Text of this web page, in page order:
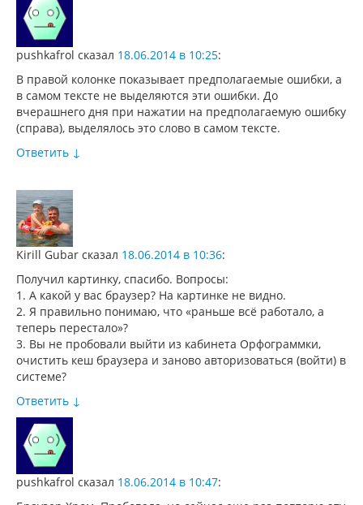
pushkafrol сказал 18.06.2014 в 10:25:
В правой колонке показывает предполагаемые ошибки, а
в самом тексте не выделяются эти ошибки. До
вчерашнего дня при нажатии на предполагаемую ошибку
(справа), выделялось это слово в самом тексте.
Ответить ↓
Kirill Gubar сказал 18.06.2014 в 10:36:
Получил картинку, спасибо. Вопросы:
1. А какой у вас браузер? На картинке не видно.
2. Я правильно понимаю, что «раньше всё работало, а
теперь перестало»?
3. Вы не пробовали выйти из кабинета Орфограммки,
очистить кеш браузера и заново авторизоваться (войти) в
системе?
Ответить ↓
pushkafrol сказал 18.06.2014 в 10:47: